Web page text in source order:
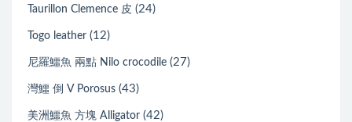
Taurillon Clemence 皮 (24)
Togo leather (12)
尼羅鱷魚 兩點 Nilo crocodile (27)
灣鱷 倒 V Porosus (43)
美洲鱷魚 方塊 Alligator (42)